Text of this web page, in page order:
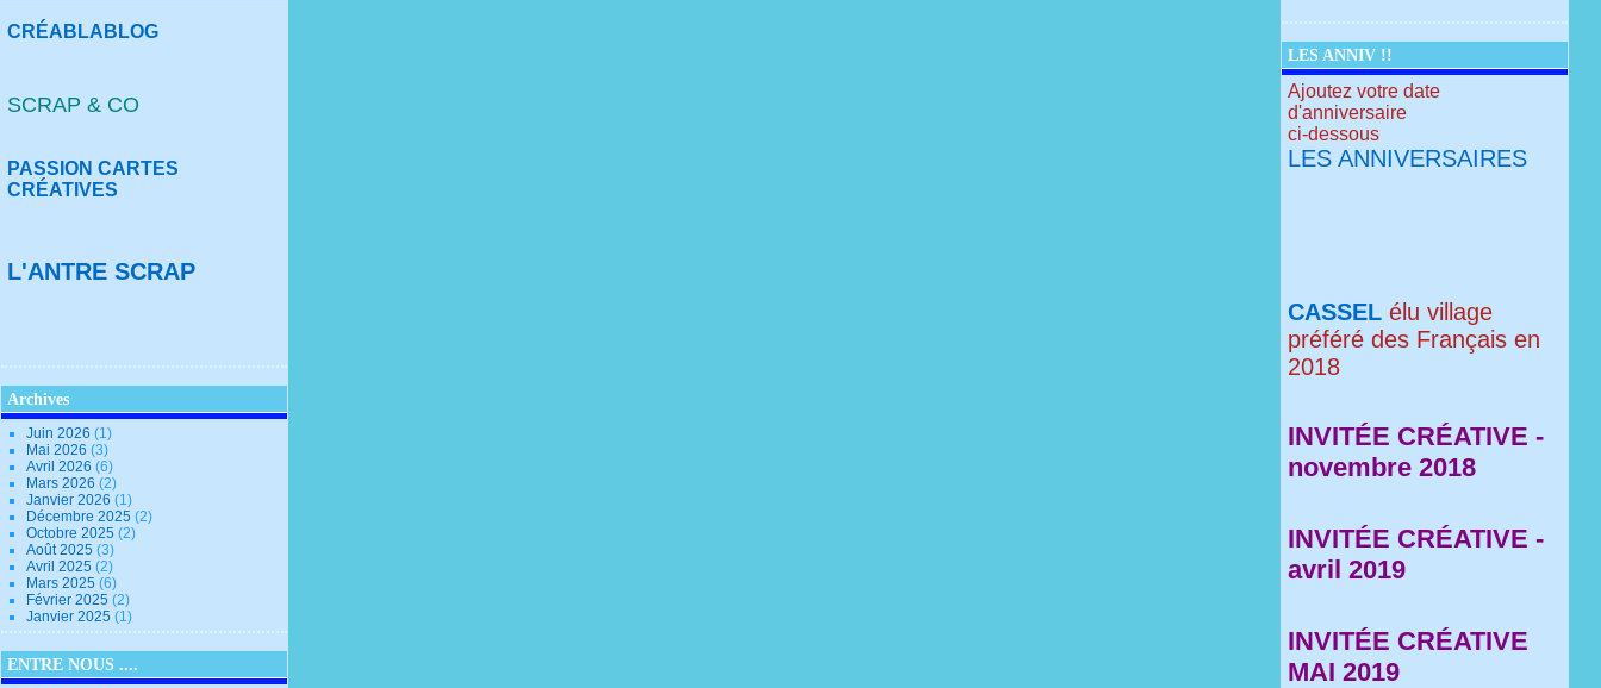
CRÉABLABLOG
SCRAP & CO
PASSION CARTES
CRÉATIVES
L'ANTRE SCRAP
Archives
Juin 2026(1)
Mai 2026(3)
Avril 2026(6)
Mars 2026(2)
Janvier 2026(1)
Décembre 2025(2)
Octobre 2025(2)
Août 2025(3)
Avril 2025(2)
Mars 2025(6)
Février 2025(2)
Janvier 2025(1)
ENTRE NOUS ....
LES ANNIV !!
Ajoutez votre date
d'anniversaire
ci-dessous
LES ANNIVERSAIRES
CASSEL élu village
préféré des Français en
2018
INVITÉE CRÉATIVE -
novembre 2018
INVITÉE CRÉATIVE -
avril 2019
INVITÉE CRÉATIVE
MAI 2019